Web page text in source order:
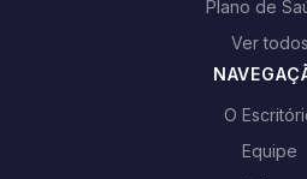
Plano de
Ver todos
O
Equipe